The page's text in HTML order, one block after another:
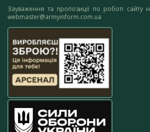
Зауваження та пропозиції по роботі сайту
webmaster@armyinform.com.ua